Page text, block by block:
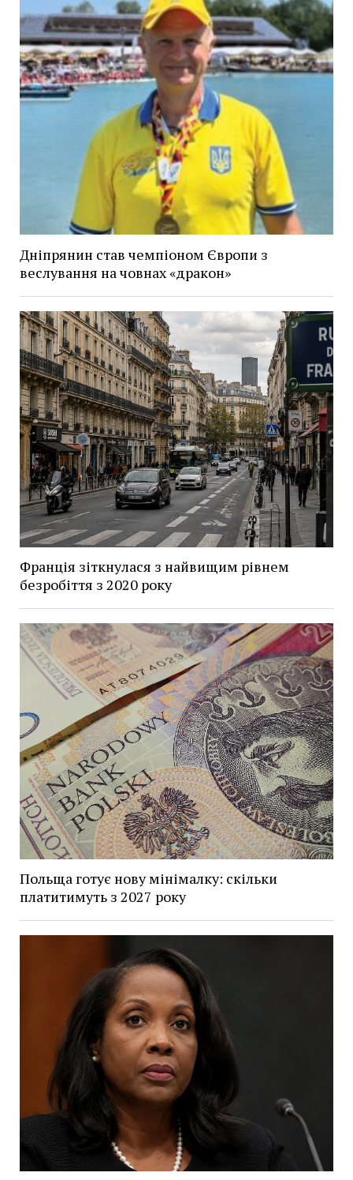
Дніпрянин став чемпіоном Європи з
веслування на човнах «дракон»
Франція зіткнулася з найвищим рівнем
безробіття з 2020 року
Польща готує нову мінімалку: скільки
платитимуть з 2027 року